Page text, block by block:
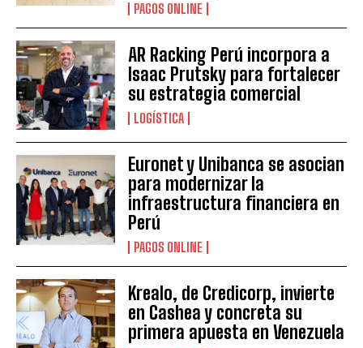
PAGOS ONLINE
AR Racking Perú incorpora a
Isaac Prutsky para fortalecer
su estrategia comercial
LOGÍSTICA
Euronet y Unibanca se asocian
para modernizar la
infraestructura financiera en
Perú
PAGOS ONLINE
Krealo, de Credicorp, invierte
en Cashea y concreta su
primera apuesta en Venezuela